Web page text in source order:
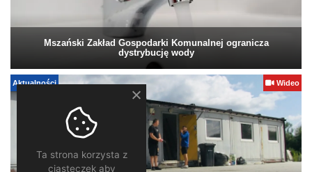
Mszański Zakład Gospodarki Komunalnej ogranicza
dystrybucję wody
Aktualności Wideo
Ta strona korzysta z
ciasteczek aby